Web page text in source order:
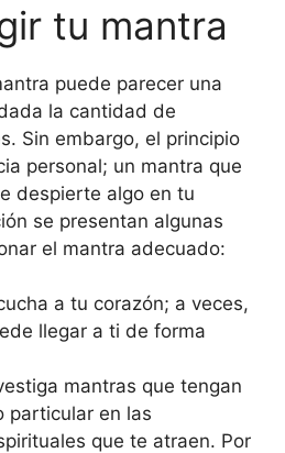
tu mantra
puede parecer una
la cantidad de
Sin embargo, el principio
personal; un mantra que
despierte algo en tu
se presentan algunas
el mantra adecuado:
a tu corazón; a veces,
llegar a ti de forma
mantras que tengan
particular en las
que te atraen. Por